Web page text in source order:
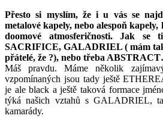
Přesto si myslím, že i u vás se
metalové kapely, nebo alespoň
doomové atmosferičnosti. Jak
SACRIFICE, GALADRIEL ( mám
přátelé, že ?), nebo třeba
Máš pravdu. Máme několik
vzpomínaných jsou tady ještě
je ale black a ještě taková formace
týká našich vztahů s GALADRIEL,
kamarády.